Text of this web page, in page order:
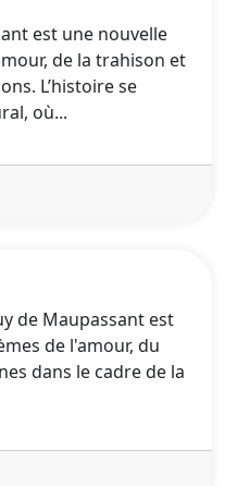
est une nouvelle
de la trahison et
L’histoire se
où...
de Maupassant est
de l'amour, du
dans le cadre de la